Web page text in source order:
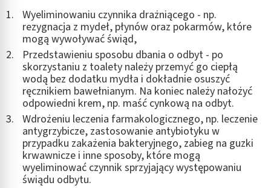
Wyeliminowaniu czynnika drażniącego - np.
rezygnacja z mydeł, płynów oraz pokarmów, które
mogą wywoływać świąd,
Przedstawieniu sposobu dbania o odbyt - po
skorzystaniu z toalety należy przemyć go ciepłą
wodą bez dodatku mydła i dokładnie osuszyć
ręcznikiem bawełnianym. Na koniec należy nałożyć
odpowiedni krem, np. maść cynkową na odbyt.
Wdrożeniu leczenia farmakologicznego, np. leczenie
antygrzybicze, zastosowanie antybiotyku w
przypadku zakażenia bakteryjnego, zabieg na guzki
krwawnicze i inne sposoby, które mogą
wyeliminować czynnik sprzyjający występowaniu
świądu odbytu.